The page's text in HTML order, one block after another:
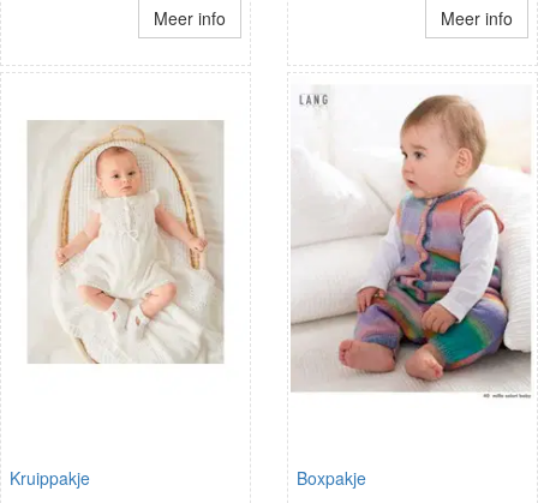
Meer info Meer info
Kruippakje Boxpakje